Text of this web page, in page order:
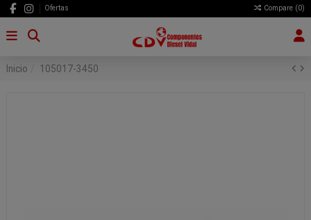
Ofertas Compare (0)
Inicio 105017-3450